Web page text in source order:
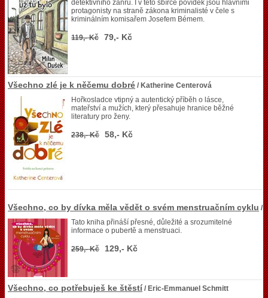
detektivního žánru. I v této sbírce povídek jsou hlavními
protagonisty na straně zákona kriminalisté v čele s
kriminálním komisařem Josefem Bémem.
119,- Kč 79,- Kč
Všechno zlé je k něčemu dobré / Katherine Centerová
Hořkosladce vtipný a autentický příběh o lásce,
mateřství a mužích, který přesahuje hranice běžné
literatury pro ženy.
238,- Kč 58,- Kč
Všechno, co by dívka měla vědět o svém menstruačním cyklu /
Tato kniha přináší přesné, důležité a srozumitelné
informace o pubertě a menstruaci.
259,- Kč 129,- Kč
Všechno, co potřebuješ ke štěstí / Eric-Emmanuel Schmitt